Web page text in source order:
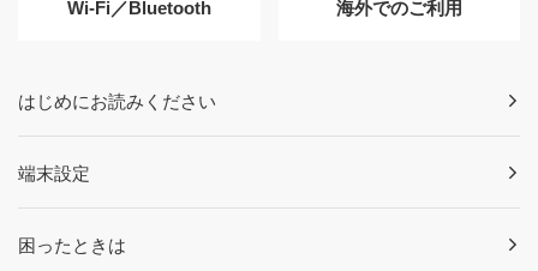
Wi-Fi／Bluetooth 海外でのご利用
はじめにお読みください
端末設定
困ったときは